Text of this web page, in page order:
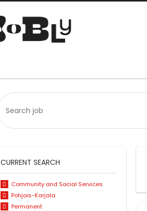
CURRENT SEARCH
Community and Social Services
Pohjois-Karjala
Permanent